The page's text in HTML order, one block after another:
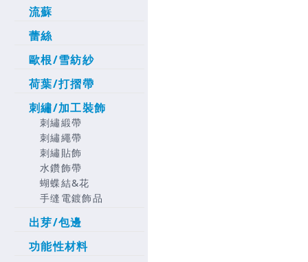
流蘇
蕾絲
歐根/雪紡紗
荷葉/打摺帶
刺繡/加工裝飾
刺繡緞帶
刺繡繩帶
刺繡貼飾
水鑽飾帶
蝴蝶結&花
手缝電鍍飾品
出芽/包邊
功能性材料